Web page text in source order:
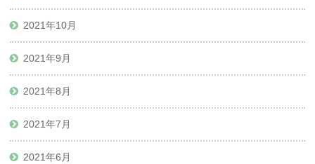
2021年10月
2021年9月
2021年8月
2021年7月
2021年6月